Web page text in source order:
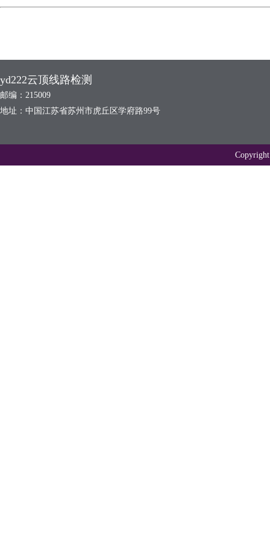
yd222云顶线路检测
邮编：215009
地址：中国江苏省苏州市虎丘区学府路99号